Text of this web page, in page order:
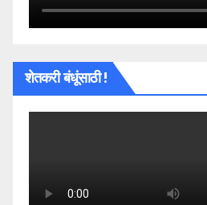
शेतकरी बंधूंसाठी !